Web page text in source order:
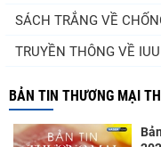
SÁCH TRẮNG VỀ
TRUYỀN THÔNG VỀ IUU
BẢN TIN THƯƠNG MẠI